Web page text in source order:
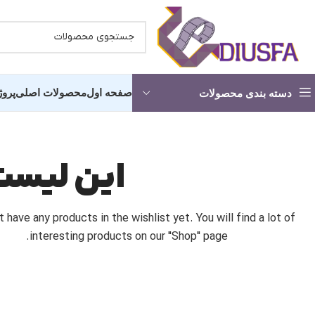
دسته بندی محصولات
کلیپ دکلمه عاشقانه
آماده شدن عروس و داماد
کلیپ
کلیپ
صفحه اولمحصولات اصلی
این
have any products in the wishlist yet.You will find a lot of
interesting products on our "Shop" page.